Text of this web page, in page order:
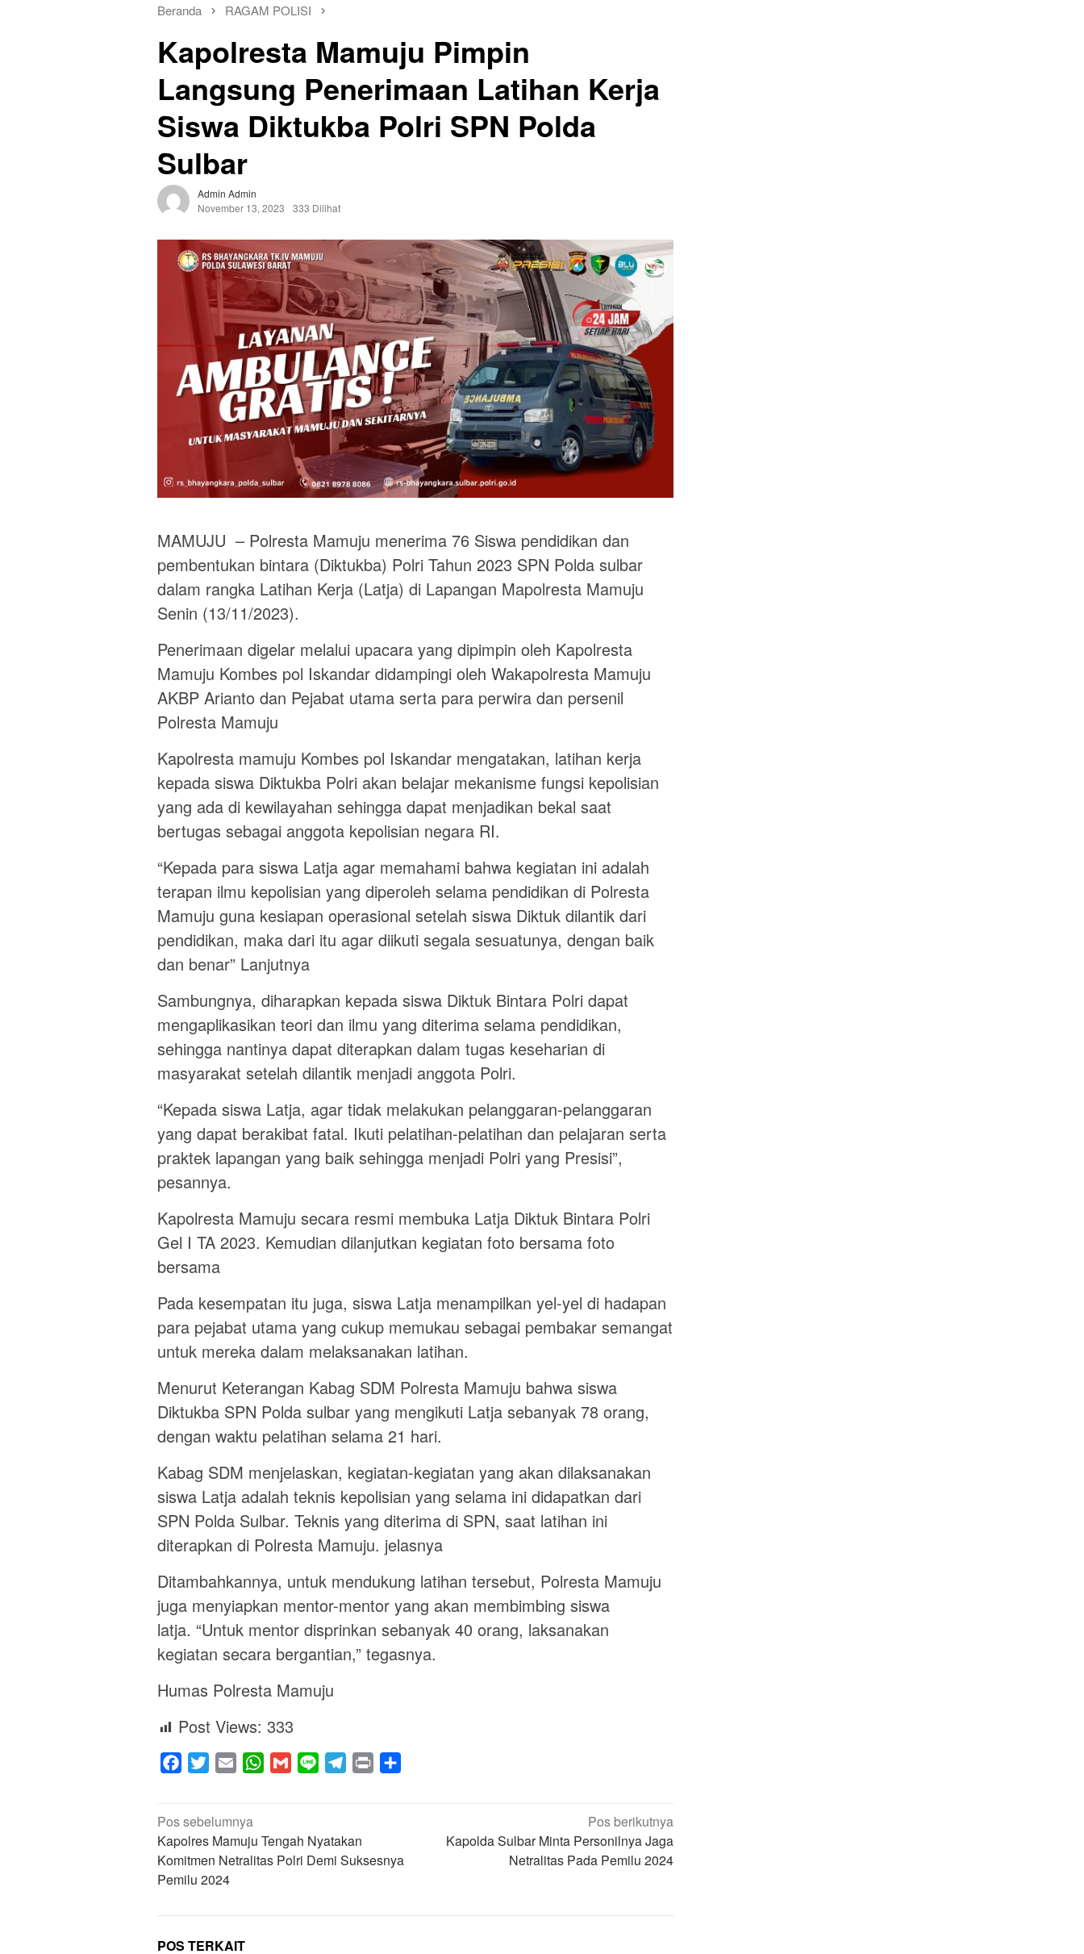
Beranda RAGAM POLISI
Kapolresta Mamuju Pimpin
Langsung Penerimaan Latihan Kerja
Siswa Diktukba Polri SPN Polda
Sulbar
Admin Admin
November 13, 2023
333 Dilihat
MAMUJU – Polresta Mamuju menerima 76 Siswa pendidikan dan
pembentukan bintara (Diktukba) Polri Tahun 2023 SPN Polda sulbar
dalam rangka Latihan Kerja (Latja) di Lapangan Mapolresta Mamuju
Senin (13/11/2023).
Penerimaan digelar melalui upacara yang dipimpin oleh Kapolresta
Mamuju Kombes pol Iskandar didampingi oleh Wakapolresta Mamuju
AKBP Arianto dan Pejabat utama serta para perwira dan persenil
Polresta Mamuju
Kapolresta mamuju Kombes pol Iskandar mengatakan, latihan kerja
kepada siswa Diktukba Polri akan belajar mekanisme fungsi kepolisian
yang ada di kewilayahan sehingga dapat menjadikan bekal saat
bertugas sebagai anggota kepolisian negara RI.
“Kepada para siswa Latja agar memahami bahwa kegiatan ini adalah
terapan ilmu kepolisian yang diperoleh selama pendidikan di Polresta
Mamuju guna kesiapan operasional setelah siswa Diktuk dilantik dari
pendidikan, maka dari itu agar diikuti segala sesuatunya, dengan baik
dan benar” Lanjutnya
Sambungnya, diharapkan kepada siswa Diktuk Bintara Polri dapat
mengaplikasikan teori dan ilmu yang diterima selama pendidikan,
sehingga nantinya dapat diterapkan dalam tugas keseharian di
masyarakat setelah dilantik menjadi anggota Polri.
“Kepada siswa Latja, agar tidak melakukan pelanggaran-pelanggaran
yang dapat berakibat fatal. Ikuti pelatihan-pelatihan dan pelajaran serta
praktek lapangan yang baik sehingga menjadi Polri yang Presisi”,
pesannya.
Kapolresta Mamuju secara resmi membuka Latja Diktuk Bintara Polri
Gel I TA 2023. Kemudian dilanjutkan kegiatan foto bersama foto
bersama
Pada kesempatan itu juga, siswa Latja menampilkan yel-yel di hadapan
para pejabat utama yang cukup memukau sebagai pembakar semangat
untuk mereka dalam melaksanakan latihan.
Menurut Keterangan Kabag SDM Polresta Mamuju bahwa siswa
Diktukba SPN Polda sulbar yang mengikuti Latja sebanyak 78 orang,
dengan waktu pelatihan selama 21 hari.
Kabag SDM menjelaskan, kegiatan-kegiatan yang akan dilaksanakan
siswa Latja adalah teknis kepolisian yang selama ini didapatkan dari
SPN Polda Sulbar. Teknis yang diterima di SPN, saat latihan ini
diterapkan di Polresta Mamuju. jelasnya
Ditambahkannya, untuk mendukung latihan tersebut, Polresta Mamuju
juga menyiapkan mentor-mentor yang akan membimbing siswa
latja. “Untuk mentor disprinkan sebanyak 40 orang, laksanakan
kegiatan secara bergantian,” tegasnya.
Humas Polresta Mamuju
Post Views: 333
Facebook
Twitter Email WhatsApp
Gmail Line Telegram
Print
Navigasi
pos
Pos sebelumnya
Kapolres Mamuju Tengah Nyatakan
Komitmen Netralitas Polri Demi Suksesnya
Pemilu 2024
Pos berikutnya
Kapolda Sulbar Minta Personilnya Jaga
Netralitas Pada Pemilu 2024
POS TERKAIT